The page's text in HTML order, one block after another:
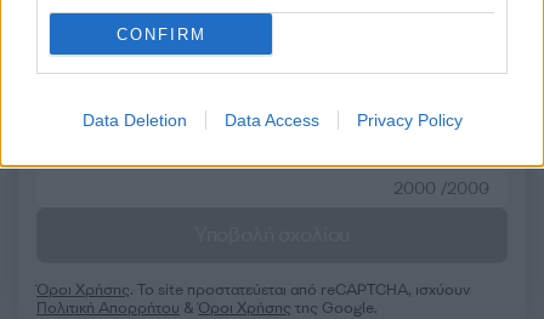
CONFIRM
Data Deletion Data Access Privacy Policy
2000 /2000
Όροι Χρήσης. Το site προστατεύεται από reCAPTCHA, ισχύουν
Πολιτική Απορρήτου &Όροι Χρήσης της Google.